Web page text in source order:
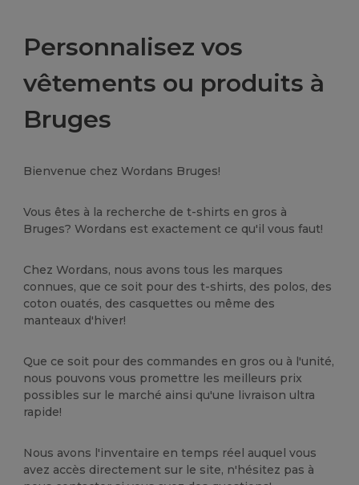
Personnalisez vos
vêtements ou produits à
Bruges
Bienvenue chez Wordans Bruges!
Vous êtes à la recherche de t-shirts en gros à
Bruges? Wordans est exactement ce qu'il vous faut!
Chez Wordans, nous avons tous les marques
connues, que ce soit pour des t-shirts, des polos, des
coton ouatés, des casquettes ou même des
manteaux d'hiver!
Que ce soit pour des commandes en gros ou à l'unité,
nous pouvons vous promettre les meilleurs prix
possibles sur le marché ainsi qu'une livraison ultra
rapide!
Nous avons l'inventaire en temps réel auquel vous
avez accès directement sur le site, n'hésitez pas à